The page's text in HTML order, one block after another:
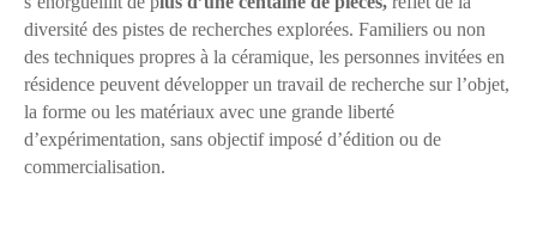
diversité des pistes de recherches explorées. Familiers ou non
des techniques propres à la céramique, les personnes invitées en
résidence peuvent développer un travail de recherche sur l’objet,
la forme ou les matériaux avec une grande liberté
d’expérimentation, sans objectif imposé d’édition ou de
commercialisation.